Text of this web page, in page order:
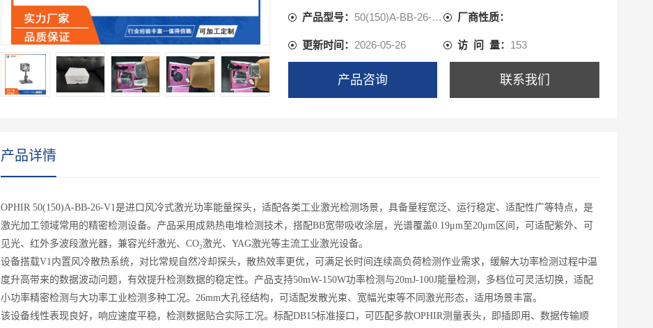
产品型号： 50(150)A-BB-26-V1 厂商性质：
更新时间： 2026-05-26 访 问 量： 153
产品咨询 联系我们
产品详情
OPHIR 50(150)A-BB-26-V1是进口风冷式激光功率能量探头，适配各类工业激光检测场景，具备量程宽泛、运行稳定、适配性广等特点，是
激光加工领域常用的精密检测设备。产品采用成熟热电堆检测技术，搭配BB宽带吸收涂层，光谱覆盖0.19μm至20μm区间，可适配紫外、可
见光、红外多波段激光器，兼容光纤激光、CO₂激光、YAG激光等主流工业激光设备。
设备搭载V1内置风冷散热系统，对比常规自然冷却探头，散热效率更优，可满足长时间连续高负荷检测作业需求，缓解大功率检测过程中温
度升高带来的数据波动问题，有效提升检测数据的稳定性。产品支持50mW-150W功率检测与20mJ-100J能量检测，多档位可灵活切换，适配
小功率精密检测与大功率工业检测多种工况。26mm大孔径结构，可适配发散光束、宽幅光束等不同激光形态，适用场景丰富。
该设备线性表现良好，响应速度平稳，检测数据贴合实际工况。标配DB15标准接口，可匹配多款OPHIR测量表头，即插即用、数据传输顺